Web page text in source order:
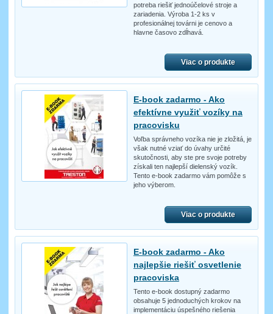
potreba riešiť jednoúčelové stroje a
zariadenia. Výroba 1-2 ks v
profesionálnej továrni je cenovo a
hlavne časovo zdĺhavá.
Viac o produkte
E-book zadarmo - Ako
efektívne využiť vozíky na
pracovisku
Voľba správneho vozíka nie je zložitá, je
však nutné vziať do úvahy určité
skutočnosti, aby ste pre svoje potreby
získali ten najlepší dielenský vozík.
Tento e-book zadarmo vám pomôže s
jeho výberom.
Viac o produkte
E-book zadarmo - Ako
najlepšie riešiť osvetlenie
pracoviska
Tento e-book dostupný zadarmo
obsahuje 5 jednoduchých krokov na
implementáciu úspešného riešenia